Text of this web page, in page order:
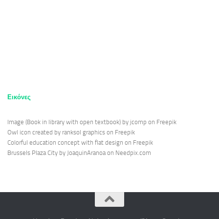
Εικόνες
Image (Book in library with open textbook) by jcomp on Freepik
Owl icon created by ranksol graphics on Freepik
Colorful education concept with flat design on Freepik
Brussels Plaza City by JoaquinAranoa on Needpix.com